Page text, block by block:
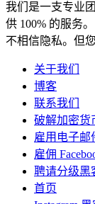
我们是一支专业
供 100% 的服务
不相信隐私。但
关于我们
博客
联系我们
破解加密货
雇用电子邮
雇佣
聘请分级黑
首页